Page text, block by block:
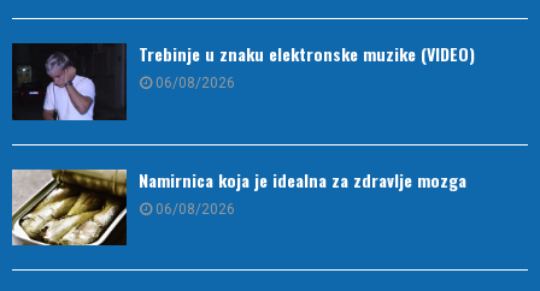
Trebinje u znaku elektronske muzike (VIDEO)
06/08/2026
Namirnica koja je idealna za zdravlje mozga
06/08/2026